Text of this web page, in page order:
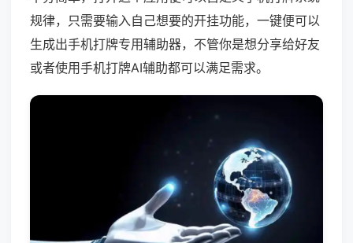
规律，只需要输入自己想要的开挂功能，一键便可以
生成出手机打牌专用辅助器，不管你是想分享给好友
或者使用手机打牌AI辅助都可以满足需求。